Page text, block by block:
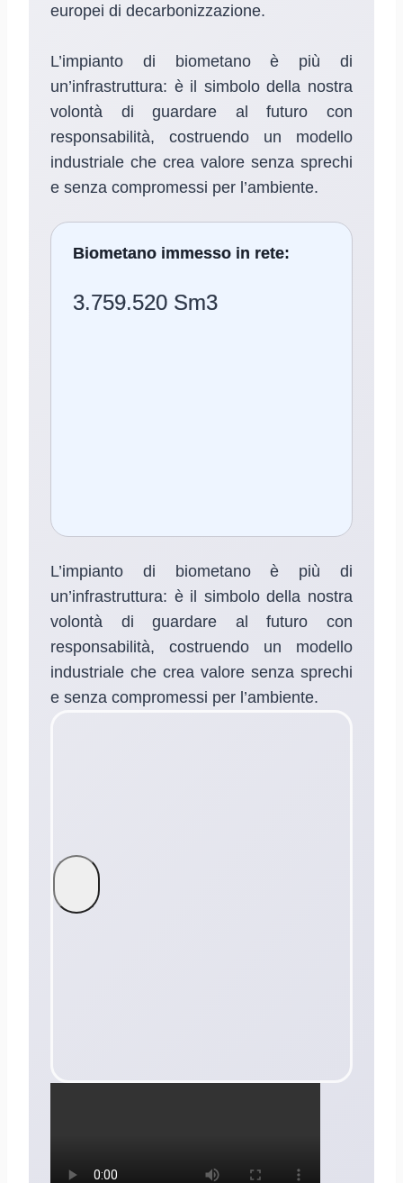
europei di decarbonizzazione.
L’impianto di biometano è più di
un’infrastruttura: è il simbolo della nostra
volontà di guardare al futuro con
responsabilità, costruendo un modello
industriale che crea valore senza sprechi
e senza compromessi per l’ambiente.
Biometano immesso in rete:
3.759.520 Sm3
L’impianto di biometano è più di
un’infrastruttura: è il simbolo della nostra
volontà di guardare al futuro con
responsabilità, costruendo un modello
industriale che crea valore senza sprechi
e senza compromessi per l’ambiente.